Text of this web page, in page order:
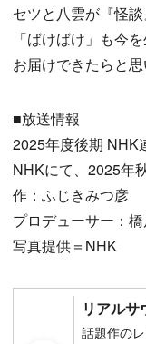
セツと八雲が『怪
「ばけばけ」も今
お届けできたらと思
■放送情報
2025年度後期 NHK
NHKにて、2025年
作：ふじきみつ彦
プロデューサー：
写真提供＝NHK
リアルサ
話題作の